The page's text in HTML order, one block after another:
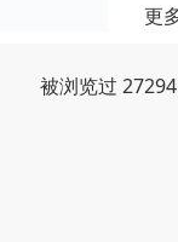
更
被浏览过